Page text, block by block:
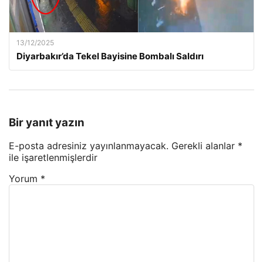
13/12/2025
Diyarbakır’da Tekel Bayisine Bombalı Saldırı
Bir yanıt yazın
E-posta adresiniz yayınlanmayacak. Gerekli alanlar *
ile işaretlenmişlerdir
Yorum *